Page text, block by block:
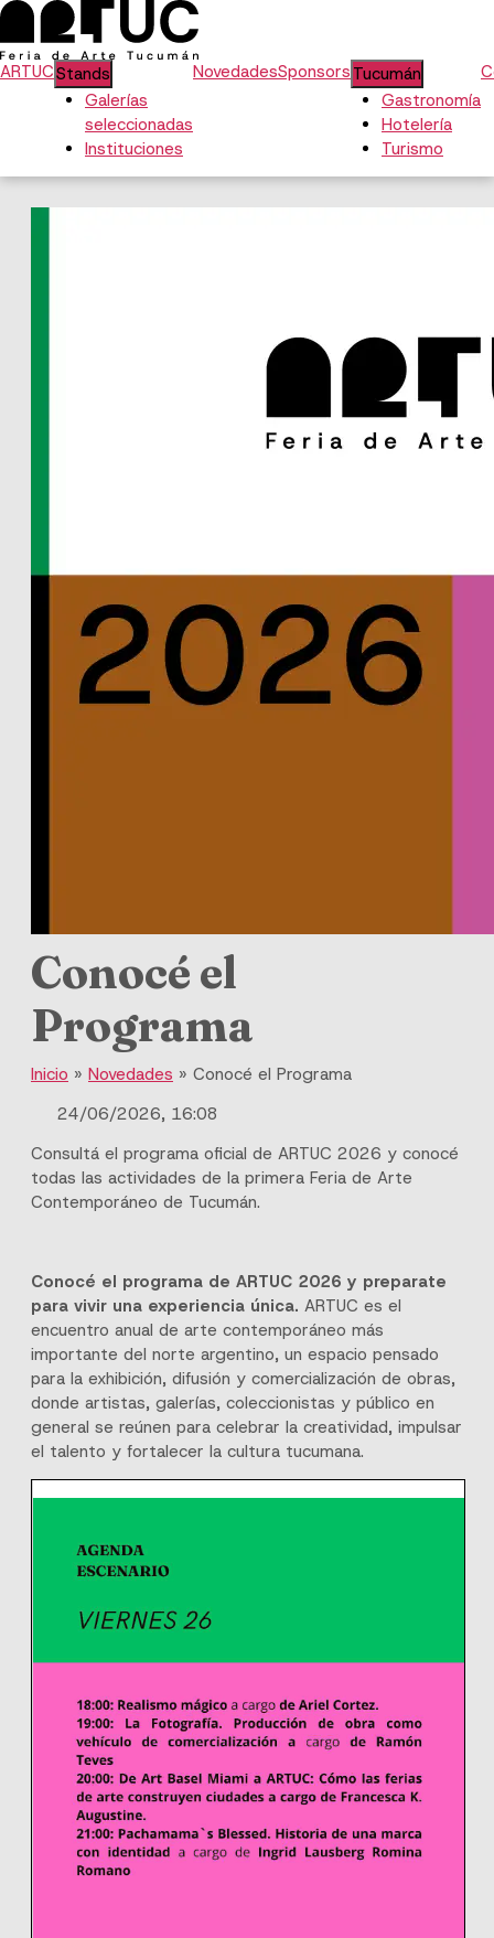
ARTUCStands
Galerías
seleccionadas
Instituciones
NovedadesSponsors Tucumán
Gastronomía
Hotelería
Turismo
Conocé el
Programa
Inicio » Novedades » Conocé el Programa
24/06/2026, 16:08
Consultá el programa oficial de ARTUC 2026 y conocé
todas las actividades de la primera Feria de Arte
Contemporáneo de Tucumán.
Conocé el programa de ARTUC 2026 y preparate
para vivir una experiencia única. ARTUC es el
encuentro anual de arte contemporáneo más
importante del norte argentino, un espacio pensado
para la exhibición, difusión y comercialización de obras,
donde artistas, galerías, coleccionistas y público en
general se reúnen para celebrar la creatividad, impulsar
el talento y fortalecer la cultura tucumana.